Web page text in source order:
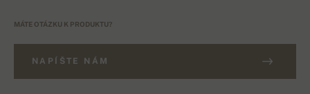
MÁTE OTÁZKU K PRODUKTU?
NAPÍŠTE NÁM